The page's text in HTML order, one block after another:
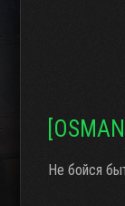
Не бойся